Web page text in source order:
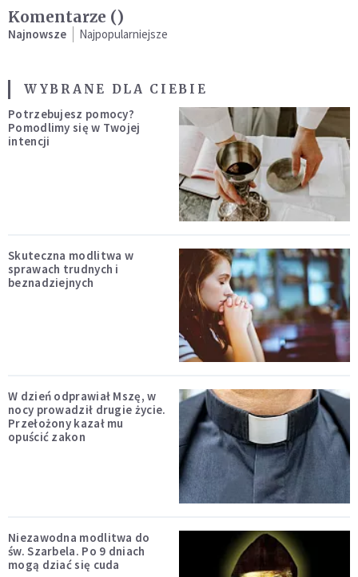
Komentarze ()
Najnowsze Najpopularniejsze
WYBRANE DLA CIEBIE
Potrzebujesz pomocy?
Pomodlimy się w Twojej
intencji
Skuteczna modlitwa w
sprawach trudnych i
beznadziejnych
W dzień odprawiał Mszę, w
nocy prowadził drugie życie.
Przełożony kazał mu
opuścić zakon
Niezawodna modlitwa do
św. Szarbela. Po 9 dniach
mogą dziać się cuda